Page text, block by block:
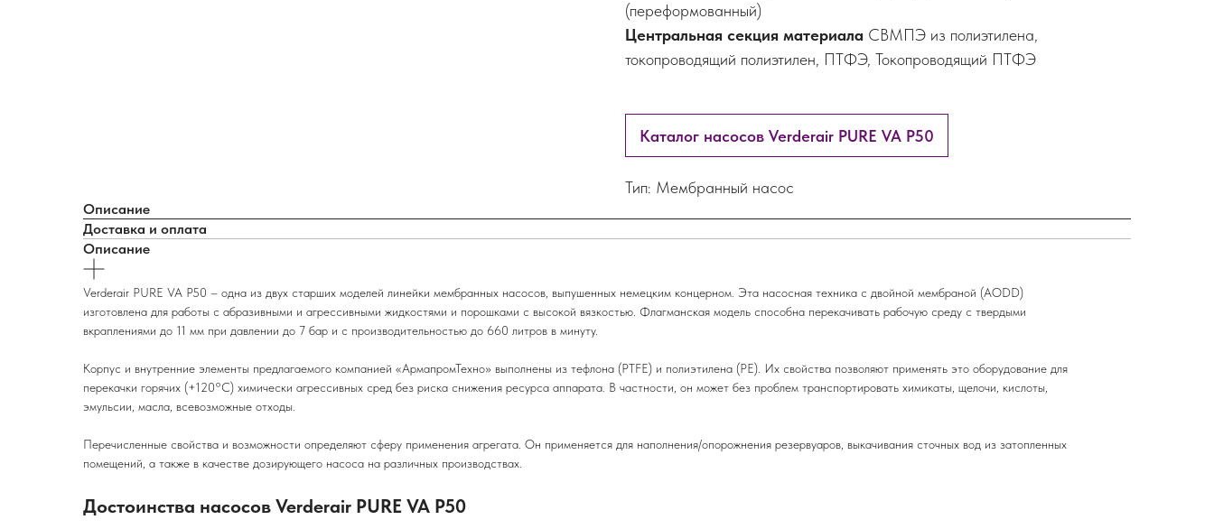
(переформованный)
Центральная секция материала СВМПЭ из полиэтилена,
токопроводящий полиэтилен, ПТФЭ, Токопроводящий ПТФЭ
Каталог насосов Verderair PURE VA P50
Тип: Мембранный насос
Описание
Доставка и оплата
Описание
Verderair PURE VA P50 – одна из двух старших моделей линейки мембранных насосов, выпушенных немецким концерном. Эта насосная техника с двойной мембраной (AODD)
изготовлена для работы с абразивными и агрессивными жидкостями и порошками с высокой вязкостью. Флагманская модель способна перекачивать рабочую среду с твердыми
вкраплениями до 11 мм при давлении до 7 бар и с производительностью до 660 литров в минуту.
Корпус и внутренние элементы предлагаемого компанией «АрмапромТехно» выполнены из тефлона (PTFE) и полиэтилена (PE). Их свойства позволяют применять это оборудование для
перекачки горячих (+120°С) химически агрессивных сред без риска снижения ресурса аппарата. В частности, он может без проблем транспортировать химикаты, щелочи, кислоты,
эмульсии, масла, всевозможные отходы.
Перечисленные свойства и возможности определяют сферу применения агрегата. Он применяется для наполнения/опорожнения резервуаров, выкачивания сточных вод из затопленных
помещений, а также в качестве дозирующего насоса на различных производствах.
Достоинства насосов Verderair PURE VA P50